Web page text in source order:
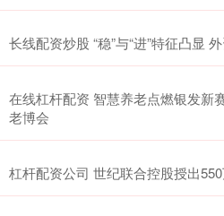
长线配资炒股 “稳”与“进”特征凸显
在线杠杆配资 智慧养老点燃银发新
老博会
杠杆配资公司 世纪联合控股授出